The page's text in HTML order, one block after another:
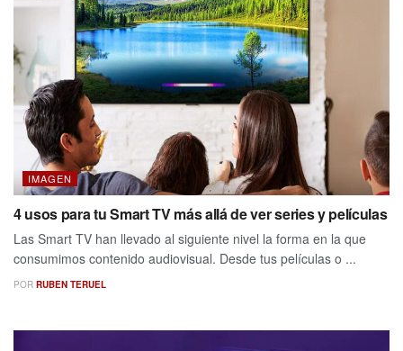
IMAGEN
4 usos para tu Smart TV más allá de ver series y películas
Las Smart TV han llevado al siguiente nivel la forma en la que
consumimos contenido audiovisual. Desde tus películas o ...
POR RUBEN TERUEL